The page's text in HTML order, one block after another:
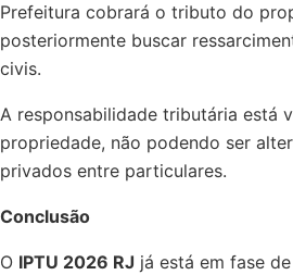
Prefeitura cobrará o tributo do
posteriormente buscar
civis.
A responsabilidade tributária está
propriedade, não podendo ser
privados entre particulares.
Conclusão
O IPTU 2026 RJ já está em fase